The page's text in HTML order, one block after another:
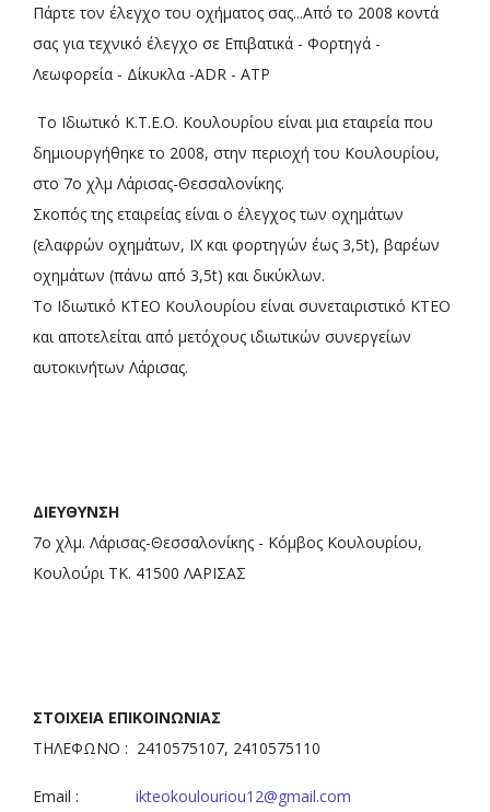
Πάρτε τον έλεγχο του οχήματος σας...Από το 2008 κοντά
σας για τεχνικό έλεγχο σε Επιβατικά - Φορτηγά -
Λεωφορεία - Δίκυκλα -ADR - ATP
Το Ιδιωτικό Κ.Τ.Ε.Ο. Κουλουρίου είναι μια εταιρεία που
δημιουργήθηκε το 2008, στην περιοχή του Κουλουρίου,
στο 7ο χλμ Λάρισας-Θεσσαλονίκης.
Σκοπός της εταιρείας είναι ο έλεγχος των οχημάτων
(ελαφρών οχημάτων, ΙΧ και φορτηγών έως 3,5t), βαρέων
οχημάτων (πάνω από 3,5t) και δικύκλων.
Το Ιδιωτικό ΚΤΕΟ Κουλουρίου είναι συνεταιριστικό ΚΤΕΟ
και αποτελείται από μετόχους ιδιωτικών συνεργείων
αυτοκινήτων Λάρισας.
ΔΙΕΥΘΥΝΣΗ
7ο χλμ. Λάρισας-Θεσσαλονίκης - Κόμβος Κουλουρίου,
Κουλούρι ΤΚ. 41500 ΛΑΡΙΣΑΣ
ΣΤΟΙΧΕΙΑ ΕΠΙΚΟΙΝΩΝΙΑΣ
ΤΗΛΕΦΩΝΟ : 2410575107, 2410575110
Email : ikteokoulouriou12@gmail.com